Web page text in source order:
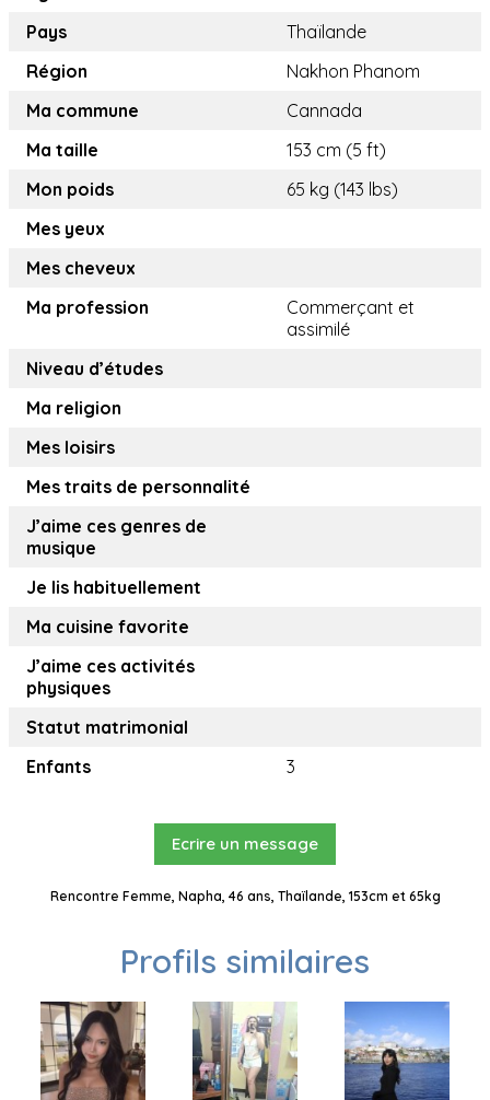
Pays
Thaïlande
Région
Nakhon Phanom
Ma commune
Cannada
Ma taille
153 cm (5 ft)
Mon poids
65 kg (143 lbs)
Mes yeux
Mes cheveux
Ma profession
Commerçant et
assimilé
Niveau d’études
Ma religion
Mes loisirs
Mes traits de personnalité
J’aime ces genres de
musique
Je lis habituellement
Ma cuisine favorite
J’aime ces activités
physiques
Statut matrimonial
Enfants
3
Ecrire un message
Rencontre Femme, Napha, 46 ans, Thaïlande, 153cm et 65kg
Profils similaires